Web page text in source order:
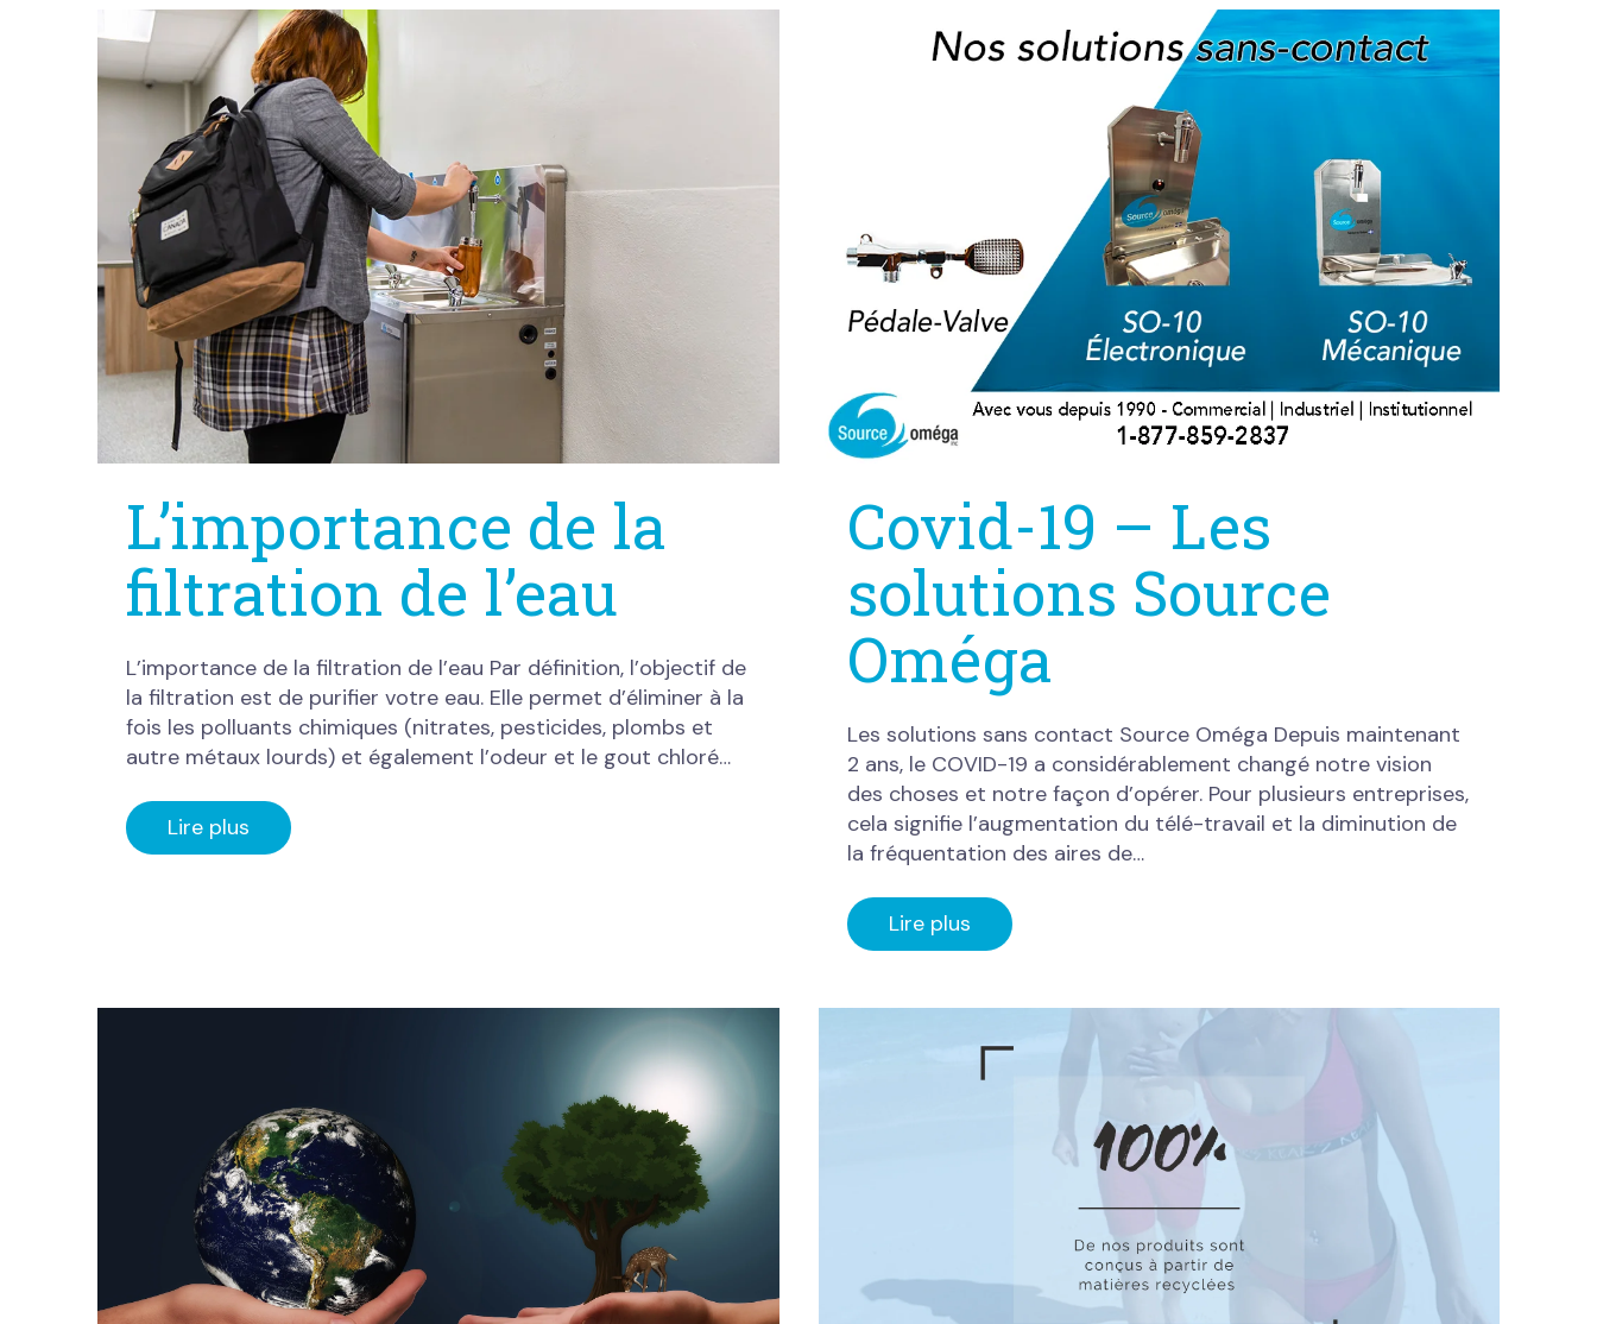
L’importance de la
filtration de l’eau
L’importance de la filtration de l’eau Par définition, l’objectif de
la filtration est de purifier votre eau. Elle permet d’éliminer à la
fois les polluants chimiques (nitrates, pesticides, plombs et
autre métaux lourds) et également l’odeur et le gout chloré…
Lire plus
Covid-19 – Les
solutions Source
Oméga
Les solutions sans contact Source Oméga Depuis maintenant
2 ans, le COVID-19 a considérablement changé notre vision
des choses et notre façon d’opérer. Pour plusieurs entreprises,
cela signifie l’augmentation du télé-travail et la diminution de
la fréquentation des aires de…
Lire plus